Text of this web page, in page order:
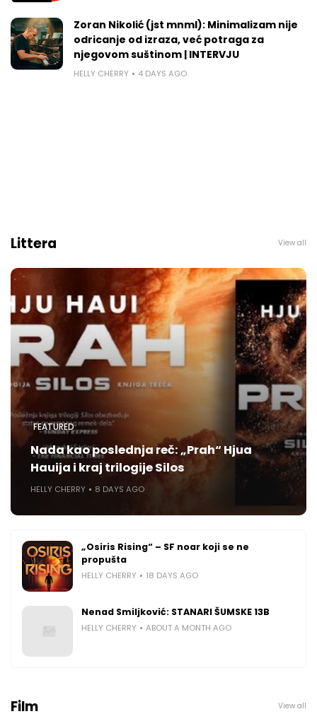
Zoran Nikolić (jst mnml): Minimalizam nije
odricanje od izraza, već potraga za
njegovom suštinom | INTERVJU
HELLY CHERRY 4 DAYS AGO
Littera View all
FEATURED
Nada kao poslednja reč: „Prah“ Hjua
Hauija i kraj trilogije Silos
HELLY CHERRY 8 DAYS AGO
„Osiris Rising“ – SF noar koji se ne
propušta
HELLY CHERRY 18 DAYS AGO
Nenad Smiljković: STANARI ŠUMSKE 13B
HELLY CHERRY ABOUT A MONTH AGO
Film View all